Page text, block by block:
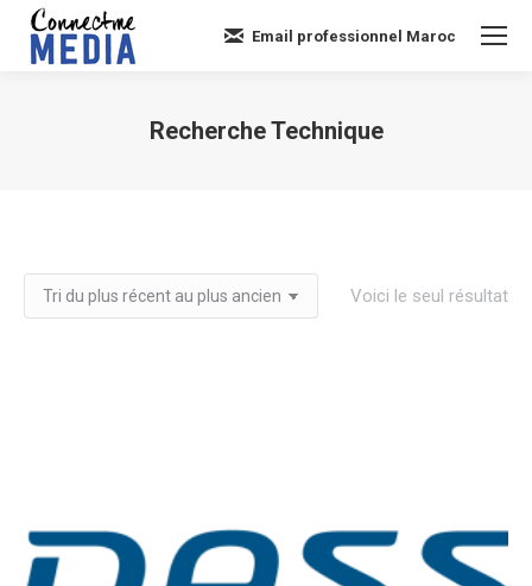
Email professionnel Maroc
Recherche Technique
Voici le seul résultat